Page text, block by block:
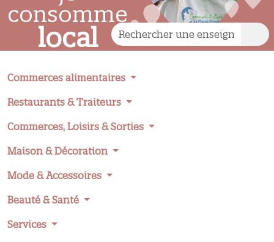
consomme
local
Commerces alimentaires
Restaurants & Traiteurs
Commerces, Loisirs & Sorties
Maison & Décoration
Mode & Accessoires
Beauté & Santé
Services